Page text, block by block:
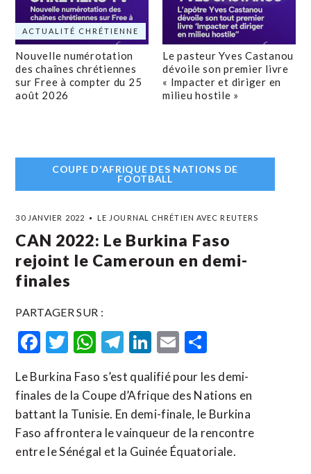
ACTUALITÉ CHRÉTIENNE
Nouvelle numérotation
des chaînes chrétiennes
sur Free à compter du 25
août 2026
Le pasteur Yves Castanou
dévoile son premier livre
« Impacter et diriger en
milieu hostile »
COUPE D'AFRIQUE DES NATIONS DE
FOOTBALL
30 JANVIER 2022 LE JOURNAL CHRÉTIEN AVEC REUTERS
CAN 2022: Le Burkina Faso
rejoint le Cameroun en demi-
finales
PARTAGER SUR :
Facebook
Twitter
WhatsApp
Telegram
LinkedIn
Email
Le Burkina Faso s’est qualifié pour les demi-
finales de la Coupe d’Afrique des Nations en
battant la Tunisie. En demi-finale, le Burkina
Faso affrontera le vainqueur de la rencontre
entre le Sénégal et la Guinée Équatoriale.